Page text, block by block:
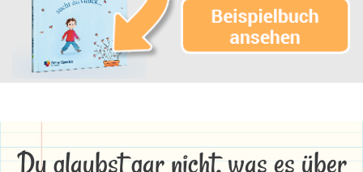
Du glaubst gar nicht, was es über